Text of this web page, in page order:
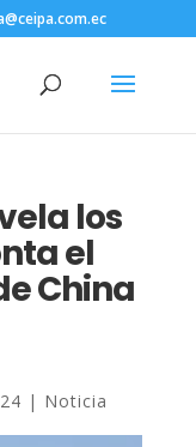
los
el
China
| Noticia